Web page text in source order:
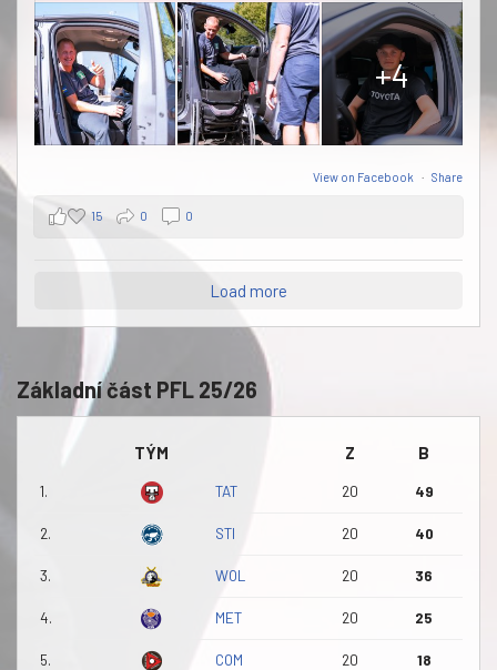
+4
View on Facebook · Share
15 0 0
Load more
Základní část PFL 25/26
TÝM Z B
1. TAT 20 49
2. STI 20 40
3. WOL 20 36
4. MET 20 25
5. COM 20 18